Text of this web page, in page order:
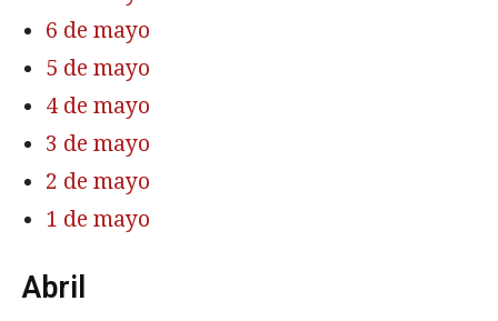
6 de mayo
5 de mayo
4 de mayo
3 de mayo
2 de mayo
1 de mayo
Abril